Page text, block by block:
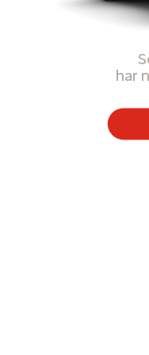
har